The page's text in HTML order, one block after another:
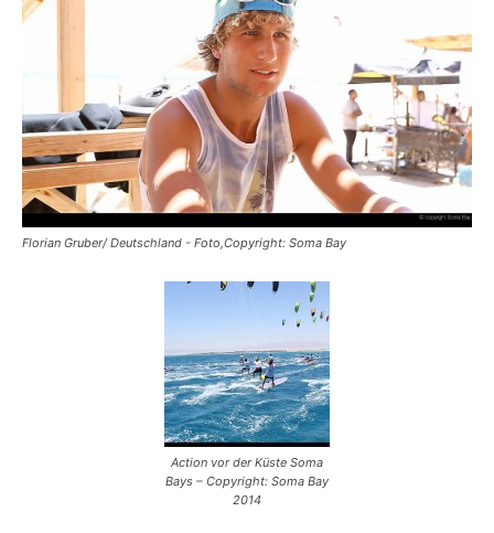
Reiseempfehlungen.
Florian Gruber/ Deutschland - Foto,Copyright: Soma Bay
Action vor der Küste Soma
Bays – Copyright: Soma Bay
2014